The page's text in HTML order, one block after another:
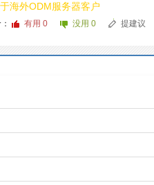
海外ODM服务器客户
有用 0 没用 0 提建议